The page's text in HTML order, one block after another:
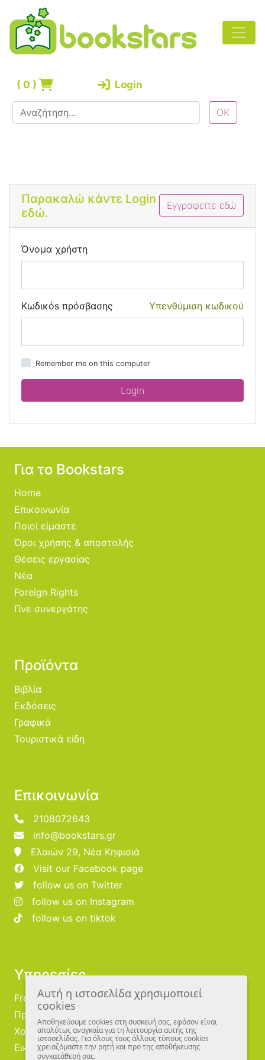
( 0 ) Login
Εγγραφείτε εδώ
Παρακαλώ κάντε Login
εδώ.
Όνομα χρήστη
Υπενθύμιση κωδικού
Κωδικόs πρόσβασης
Remember me on this computer
Για το Bookstars
Home
Επικοινωνία
Ποιοί είμαστε
Όροι χρήσης & αποστολής
Θέσεις εργασίας
Νέα
Foreign Rights
Γίνε συνεργάτης
Προϊόντα
Βιβλία
Εκδόσεις
Γραφικά
Τουριστικά είδη
Επικοινωνία
2108072643
info@bookstars.gr
Ελαιών 29, Νέα Κηφισιά
Visit our Facebook page
follow us on Twitter
follow us on Instagram
follow us on tiktok
Υπηρεσίες
Free Publishing
Προμηθευτές
Χονδρική
Εικονογράφοι
Αυτή η ιστοσελίδα χρησιμοποιεί
cookies
Αποθηκεύουμε cookies στη συσκευή σας, εφόσον είναι
απολύτως αναγκαία για τη λειτουργία αυτής της
ιστοσελίδας. Για όλους τους άλλους τύπους cookies
χρειαζόμαστε την ρητή και προ της αποθήκευσης
συγκατάθεσή σας.